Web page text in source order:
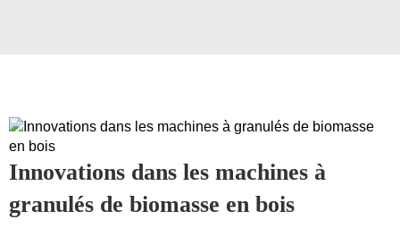
Innovations dans les machines à
granulés de biomasse en bois